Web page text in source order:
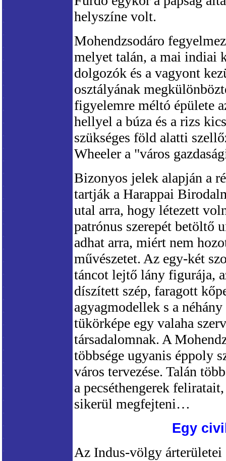
helyszíne volt.
Mohendzsodáro
melyet talán, a mai indiai
dolgozók és a vagyont
osztályának
figyelemre méltó épülete
hellyel a búza és a rizs
szükséges föld alatti
Wheeler a "város
Bizonyos jelek alapján a
tartják a Harappai
utal arra, hogy létezett
patrónus szerepét betöltő
adhat arra, miért nem
művészetet. Az egy-két
táncot lejtő lány figurája,
díszített szép, faragott
agyagmodellek s a
tükörképe egy valaha
társadalomnak. A
többsége ugyanis éppoly
város tervezése. Talán
a pecséthengerek
sikerül megfejteni…
Egy
Az Indus-völgy